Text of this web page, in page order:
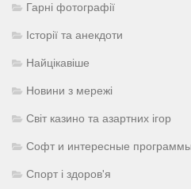
Гарні фотографії
Історії та анекдоти
Найцікавіше
Новини з мережі
Світ казино та азартних ігор
Софт и интересные программы
Спорт і здоров'я